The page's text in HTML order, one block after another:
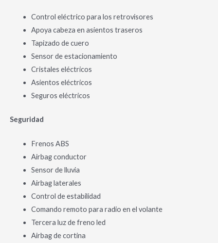
Control eléctrico para los retrovisores
Apoya cabeza en asientos traseros
Tapizado de cuero
Sensor de estacionamiento
Cristales eléctricos
Asientos eléctricos
Seguros eléctricos
Seguridad
Frenos ABS
Airbag conductor
Sensor de lluvia
Airbag laterales
Control de estabilidad
Comando remoto para radio en el volante
Tercera luz de freno led
Airbag de cortina